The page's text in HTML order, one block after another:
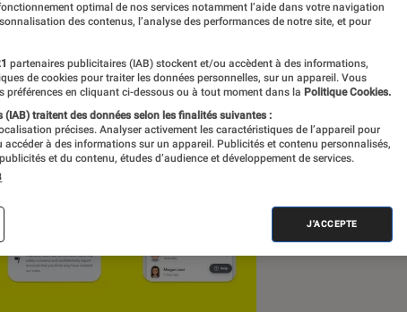
optimal de nos services notamment l’aide dans votre navigation
des contenus, l’analyse des performances de notre site, et pour
partenaires publicitaires (IAB) stockent et/ou accèdent à des informations,
de cookies pour traiter les données personnelles, sur un appareil. Vous
préférences en cliquant ci-dessous ou à tout moment dans la Politique Cookies.
(IAB) traitent des données selon les finalités suivantes :
précises. Analyser activement les caractéristiques de l’appareil pour
accéder à des informations sur un appareil. Publicités et contenu personnalisés,
et du contenu, études d’audience et développement de services.
J'ACCEPTE